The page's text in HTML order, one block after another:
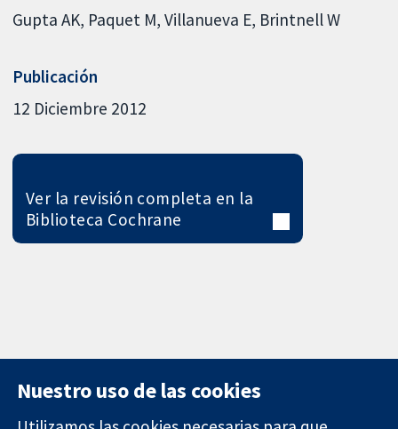
Gupta AK Paquet M Villanueva E Brintnell W
Publicación
12 Diciembre 2012
Ver la revisión completa en la
Biblioteca Cochrane
Nuestro uso de las cookies